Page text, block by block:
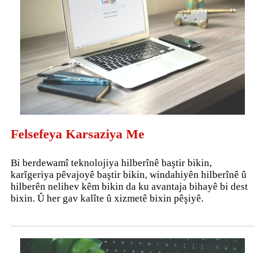
Felsefeya Karsaziya Me
Bi berdewamî teknolojiya hilberînê baştir bikin,
karîgeriya pêvajoyê baştir bikin, windahiyên hilberînê û
hilberên nelihev kêm bikin da ku avantaja bihayê bi dest
bixin. Û her gav kalîte û xizmetê bixin pêşiyê.